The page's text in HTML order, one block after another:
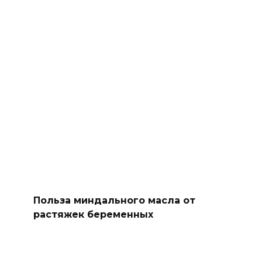
Польза миндального масла от
растяжек беременных